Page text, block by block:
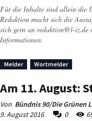
Für die Inhalte sind allein die
Redaktion macht sich die
sich gern an redaktion@l-iz.de
Informationen.
Melder Wortmelder
Am 11. August:
Von Bündnis 90/Die Grünen
9. August 2016
0